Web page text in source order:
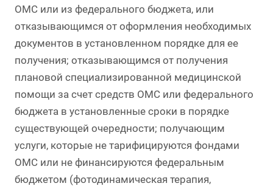
ОМС или из федерального бюджета, или
отказывающимся от оформления необходимых
документов в установленном порядке для ее
получения; отказывающимся от получения
плановой специализированной медицинской
помощи за счет средств ОМС или федерального
бюджета в установленные сроки в порядке
существующей очередности; получающим
услуги, которые не тарифицируются фондами
ОМС или не финансируются федеральным
бюджетом (фотодинамическая терапия,